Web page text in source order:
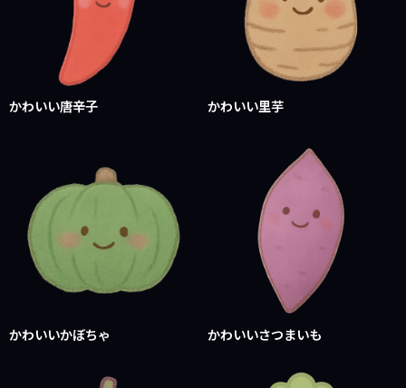
かわいい唐辛子 かわいい里芋
かわいいかぼちゃ かわいいさつまいも